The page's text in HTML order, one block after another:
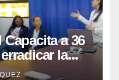
a 36
la